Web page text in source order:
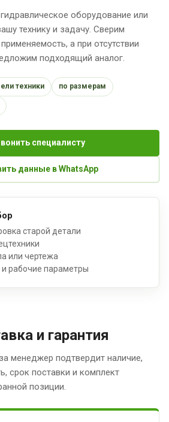
оборудование или
технику и задачу. Сверим
а при отсутствии
подходящий аналог.
техники по размерам
специалисту
данные в WhatsApp
старой детали
или чертежа
рабочие параметры
и гарантия
менеджер подтвердит наличие,
срок поставки и комплект
позиции.